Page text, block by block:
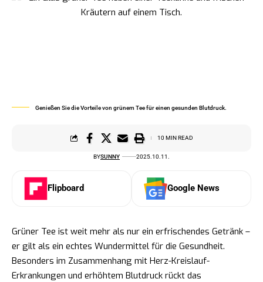
Genießen Sie die Vorteile von grünem Tee für einen gesunden Blutdruck.
BYSUNNY 2025.10.11.
10 MIN READ
Flipboard Google News
Grüner Tee ist weit mehr als nur ein erfrischendes Getränk –
er gilt als ein echtes Wundermittel für die Gesundheit.
Besonders im Zusammenhang mit Herz-Kreislauf-
Erkrankungen und erhöhtem Blutdruck rückt das